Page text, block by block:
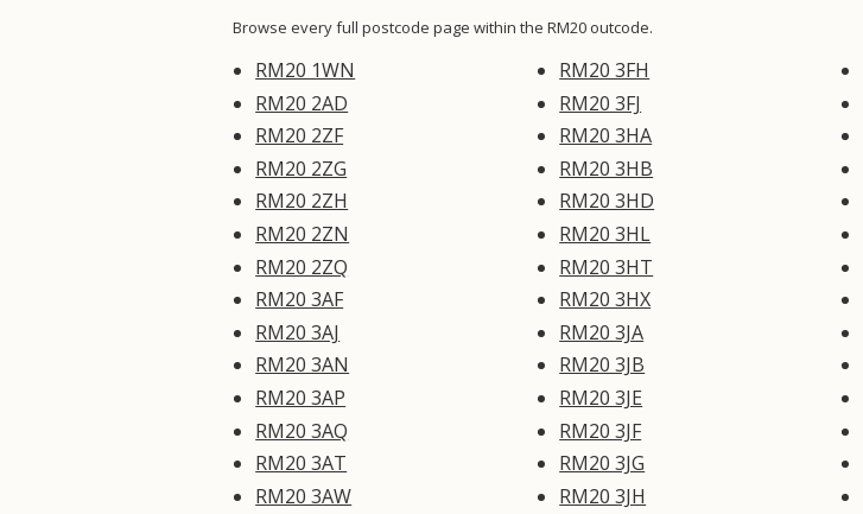
Browse every full postcode page within the RM20 outcode.
RM20 1WN
RM20 2AD
RM20 2ZF
RM20 2ZG
RM20 2ZH
RM20 2ZN
RM20 2ZQ
RM20 3AF
RM20 3AJ
RM20 3AN
RM20 3AP
RM20 3AQ
RM20 3AT
RM20 3AW
RM20 3FH
RM20 3FJ
RM20 3HA
RM20 3HB
RM20 3HD
RM20 3HL
RM20 3HT
RM20 3HX
RM20 3JA
RM20 3JB
RM20 3JE
RM20 3JF
RM20 3JG
RM20 3JH